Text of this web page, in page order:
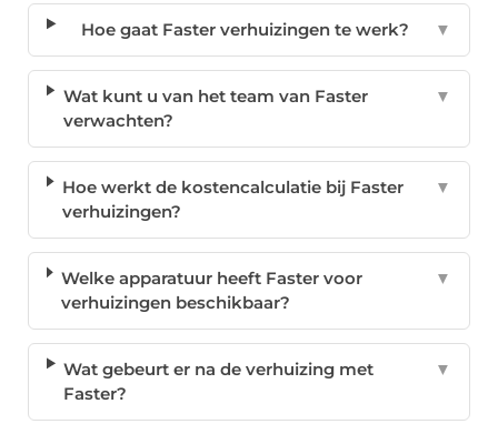
Hoe gaat Faster verhuizingen te werk? ▼
Wat kunt u van het team van Faster
verwachten?
▼
Hoe werkt de kostencalculatie bij Faster
verhuizingen?
▼
Welke apparatuur heeft Faster voor
verhuizingen beschikbaar?
▼
Wat gebeurt er na de verhuizing met
Faster?
▼